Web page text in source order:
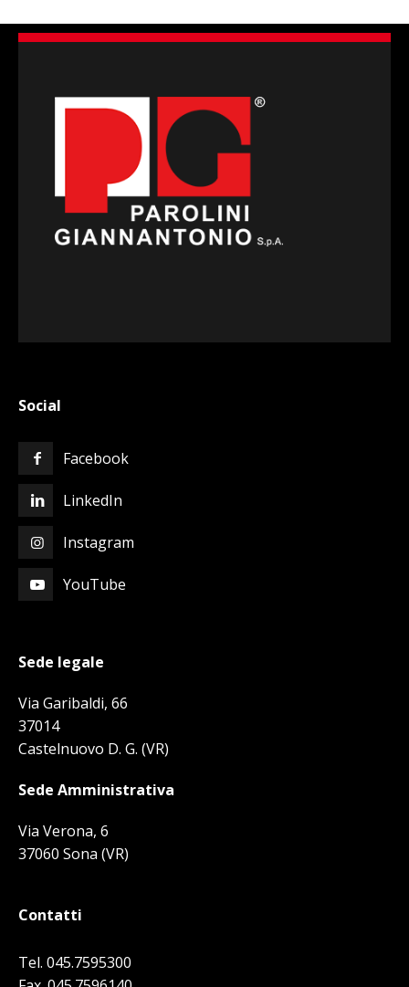
Social
Facebook
LinkedIn
Instagram
YouTube
Sede legale
Via Garibaldi, 66
37014
Castelnuovo D. G. (VR)
Sede Amministrativa
Via Verona, 6
37060 Sona (VR)
Contatti
Tel. 045.7595300